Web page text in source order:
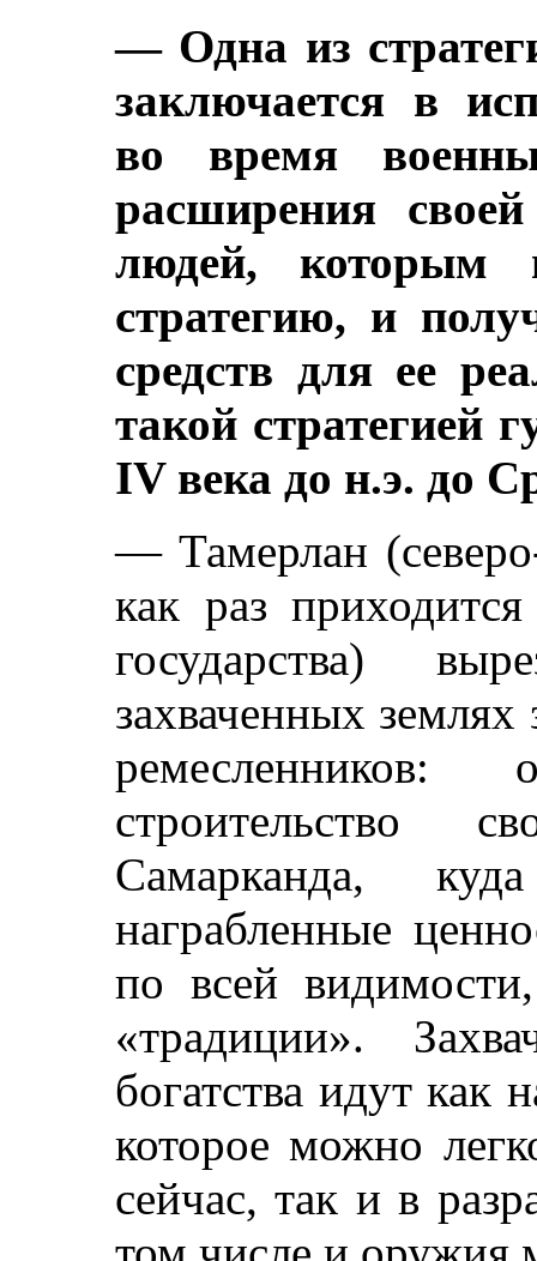
— Одна из
заключается в
во время
расширения
людей, которым
стратегию, и
средств для ее
такой стратегией
IV века до н.э. до
— Тамерлан
как раз
государства)
захваченных
строительство
Самарканда,
награбленные
по всей
«традиции».
богатства идут как
которое можно
сейчас, так и в